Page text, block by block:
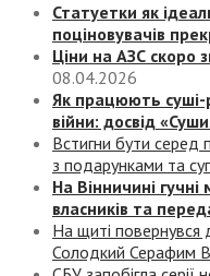
Статуетки як
поціновувачів
Ціни на АЗС скоро
08.04.2026
Як працюють суші-
війни: досвід
Встигни бути серед
з подарунками та
На Вінничині
власників та
На щиті повернувся
Солодкий Серафим